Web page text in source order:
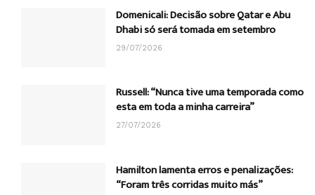
Domenicali: Decisão sobre Qatar e Abu
Dhabi só será tomada em setembro
29/07/2026
Russell: “Nunca tive uma temporada como
esta em toda a minha carreira”
27/07/2026
Hamilton lamenta erros e penalizações:
“Foram três corridas muito más”